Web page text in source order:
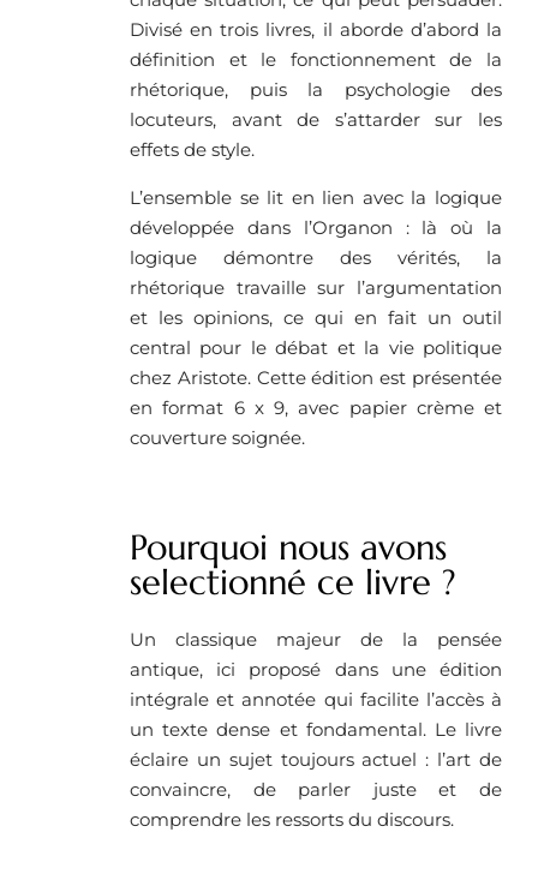
Divisé en trois livres, il aborde d’abord la
définition et le fonctionnement de la
rhétorique, puis la psychologie des
locuteurs, avant de s’attarder sur les
effets de style.
L’ensemble se lit en lien avec la logique
développée dans l’Organon : là où la
logique démontre des vérités, la
rhétorique travaille sur l’argumentation
et les opinions, ce qui en fait un outil
central pour le débat et la vie politique
chez Aristote. Cette édition est présentée
en format 6 x 9, avec papier crème et
couverture soignée.
Pourquoi nous avons
selectionné ce livre ?
Un classique majeur de la pensée
antique, ici proposé dans une édition
intégrale et annotée qui facilite l’accès à
un texte dense et fondamental. Le livre
éclaire un sujet toujours actuel : l’art de
convaincre, de parler juste et de
comprendre les ressorts du discours.